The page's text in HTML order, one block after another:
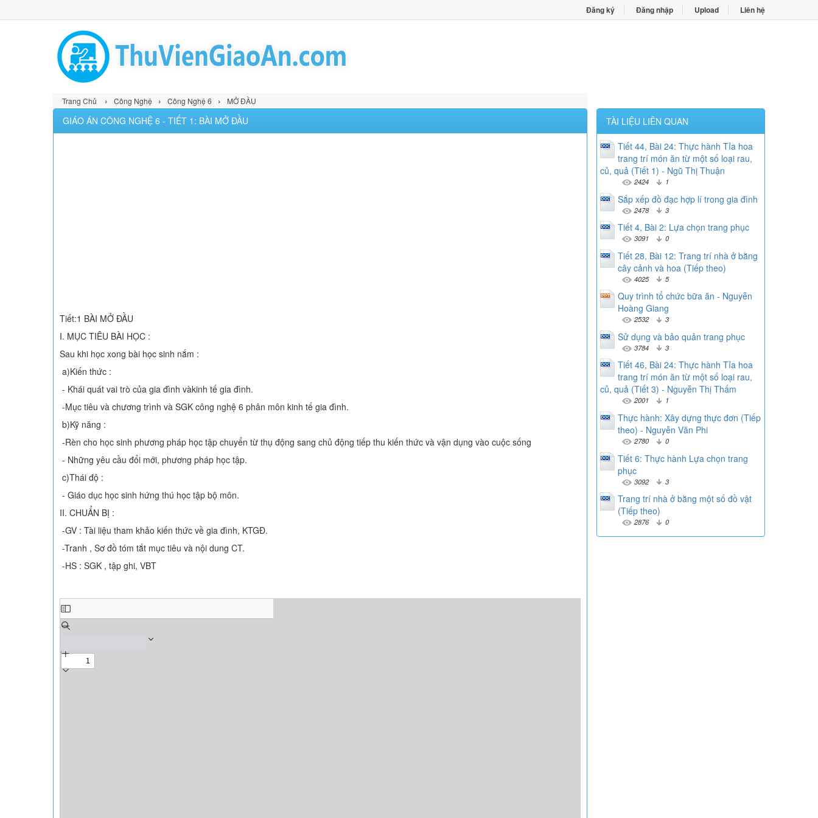
Đăng ký Đăng nhập Upload Liên hệ
Trang Chủ › Công Nghệ › Công Nghệ 6 › MỞ ĐẦU
GIÁO ÁN CÔNG NGHỆ 6 - TIẾT 1: BÀI MỞ ĐẦU
Tiết:1 BÀI MỞ ĐẦU
I. MỤC TIÊU BÀI HỌC :
Sau khi học xong bài học sinh nắm :
a)Kiến thức :
- Khái quát vai trò của gia đình vàkinh tế gia đình.
-Mục tiêu và chương trình và SGK công nghệ 6 phân môn kinh tế gia đình.
b)Kỹ năng :
-Rèn cho học sinh phương pháp học tập chuyển từ thụ động sang chủ động tiếp thu kiến thức và vận dụng vào cuộc sống
- Những yêu cầu đổi mới, phương pháp học tập.
c)Thái độ :
- Giáo dục học sinh hứng thú học tập bộ môn.
II. CHUẨN BỊ :
-GV : Tài liệu tham khảo kiến thức về gia đình, KTGĐ.
-Tranh , Sơ đồ tóm tắt mục tiêu và nội dung CT.
-HS : SGK , tập ghi, VBT
TÀI LIỆU LIÊN QUAN
Tiết 44, Bài 24: Thực hành Tỉa hoa
trang trí món ăn từ một số loại rau,
củ, quả (Tiết 1) - Ngũ Thị Thuận
2424 1
Sắp xếp đồ đạc hợp lí trong gia đình
2478 3
Tiết 4, Bài 2: Lựa chọn trang phục
3091 0
Tiết 28, Bài 12: Trang trí nhà ở bằng
cây cảnh và hoa (Tiếp theo)
4025 5
Quy trình tổ chức bữa ăn - Nguyễn
Hoàng Giang
2532 3
Sử dụng và bảo quản trang phục
3784 3
Tiết 46, Bài 24: Thực hành Tỉa hoa
trang trí món ăn từ một số loại rau,
củ, quả (Tiết 3) - Nguyễn Thị Thấm
2001 1
Thực hành: Xây dựng thực đơn (Tiếp
theo) - Nguyễn Văn Phi
2780 0
Tiết 6: Thực hành Lựa chọn trang
phục
3092 3
Trang trí nhà ở bằng một số đồ vật
(Tiếp theo)
2876 0